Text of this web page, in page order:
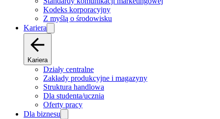
Kodeks korporacyjny
Z myślą o środowisku
Kariera
Kariera
Działy centralne
Zakłady produkcyjne i magazyny
Struktura handlowa
Dla studenta/ucznia
Oferty pracy
Dla biznesu